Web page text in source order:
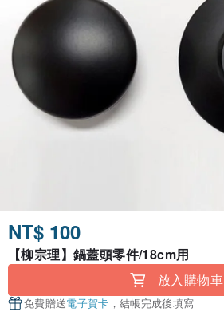
NT$ 100
【柳宗理】鍋蓋頭零件/18cm用
放入購物車
免費贈送電子賀卡 ，結帳完成後填寫